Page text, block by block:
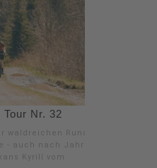
Nr. 32
waldreichen Runde
- auch nach Jahren
Kyrill vom